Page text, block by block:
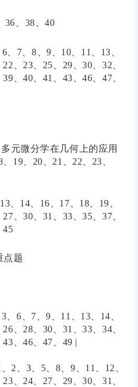
36、38、40
7、8、9、10、11、13、
、23、25、29、30、32、
、40、41、43、46、47、
元微分学在几何上的应用
19、20、21、22、23、
、14、16、17、18、19、
、30、31、33、35、37、
45
点题
6、7、9、11、13、14、
、28、30、31、33、34、
、46、47、49 |
2、3、5、8、9、11、12、
、24、27、29、30、31、